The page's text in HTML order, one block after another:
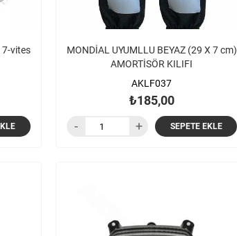
7-vites
MONDİAL UYUMLLU BEYAZ (29 X 7 cm)
AMORTİSÖR KILIFI
AKLF037
₺185,00
SEPETE EKLE